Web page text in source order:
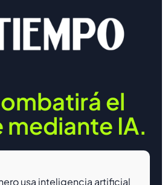
el
mediante IA.
usa inteligencia artificial